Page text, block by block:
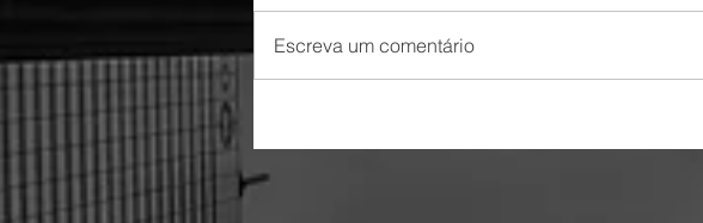
Escreva um comentário